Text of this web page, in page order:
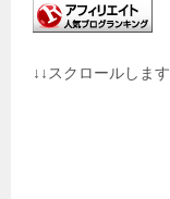
↓↓スクロールします